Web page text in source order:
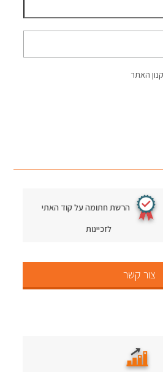
האתר
הרשת חתומה על קוד האתי
לזכיינות
צור קשר